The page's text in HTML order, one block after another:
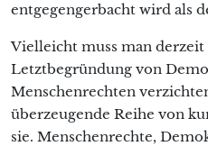
entgegengerbacht wird als
Vielleicht muss man
Letztbegründung von
Menschenrechten
überzeugende Reihe von
sie. Menschenrechte,